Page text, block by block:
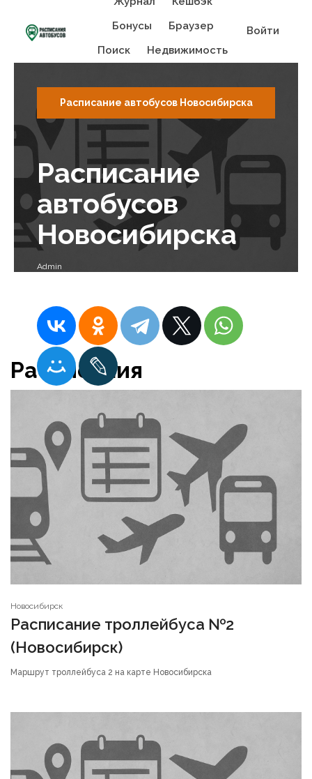
Бонусы
Браузер
Поиск
Недвижимость
Войти
Расписание автобусов Новосибирска
Расписание
автобусов
Новосибирска
Admin
Расписания
Новосибирск
Расписание троллейбуса №2
(Новосибирск)
Маршрут троллейбуса 2 на карте Новосибирска